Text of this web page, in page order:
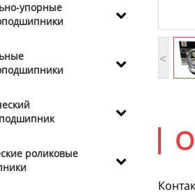
упорные
роликовые
<